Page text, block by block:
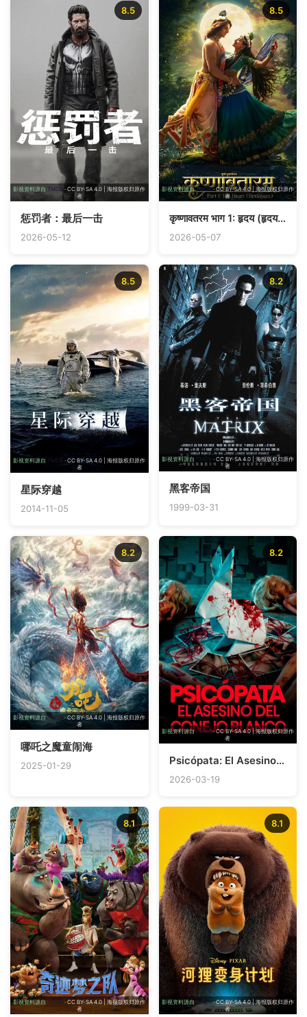
影视资料源自 TMDB· CC BY-SA 4.0 | 海报版权归原作
者
8.5
惩罚者：最后一击
2026-05-12
影视资料源自TMDB· CC BY-SA 4.0 | 海报版权归原作
者
8.5
कृष्णावतरम भाग 1: हृदय (हृदयम्)
2026-05-07
影视资料源自 TMDB · CC BY-SA 4.0 | 海报版权归原作
者
8.5
星际穿越
2014-11-05
影视资料源自 TMDB · CC BY-SA 4.0 | 海报版权归原作
者
8.2
黑客帝国
1999-03-31
影视资料源自TMDB · CC BY-SA 4.0 | 海报版权归原作
者
8.2
哪吒之魔童闹海
2025-01-29
影视资料源自 TMDB· CC BY-SA 4.0 | 海报版权归原作
者
8.2
Psicópata: El Asesino del Conejo Blanco
2026-03-19
影视资料源自TMDB · CC BY-SA 4.0 | 海报版权归原作
者
8.1
影视资料源自TMDB· CC BY-SA 4.0 | 海报版权归原作
者
8.1